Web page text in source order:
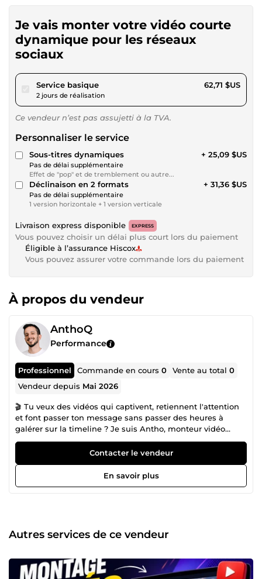
Je vais monter votre vidéo courte
dynamique pour les réseaux
sociaux
Service basiquepour 57,80 $US
2 jours de réalisation
62,71 $US
Ce vendeur n’est pas assujetti à la TVA.
Personnaliser le service
Sous-titres dynamiques
Pas de délai supplémentaire
Effet de "pop" et de tremblement ou autre...
+ 25,09 $US
Déclinaison en 2 formats
Pas de délai supplémentaire
1 version horizontale + 1 version verticale
+ 31,36 $US
Livraison express disponible EXPRESS
Vous pouvez choisir un délai plus court lors du paiement
Éligible à l’assurance Hiscox
Vous pouvez assurer votre commande lors du paiement
À propos du vendeur
AnthoQ
Performance
Professionnel Commande en cours0 Vente au total0
Vendeur depuis Mai 2026
🎬 Tu veux des vidéos qui captivent, retiennent l'attention
et font passer ton message sans passer des heures à
galérer sur la timeline ? Je suis Antho, monteur vidéo
freelance passionné, spécialisé dans la création de
contenus dynamiques et engageants pour YouTube,
Instagram, TikTok et bien plus. Ce que je fais pour toi : ✂️
Montage rythmé et percutant 🎵 Habillage sonore &amp;
musique 🎨 Motion design &amp; textes animés 🎙️ Sous-
Communication fluide et réactive ✅ Retouches incluses
jusqu'à ta satisfaction Que tu sois YouTubeur,
m'adapte à ton univers et à ta ligne éditoriale pour que
chaque vidéo soit à ton image. 📩 Envoie-moi un message,
Contacter le vendeur
En savoir plus
Autres services de ce vendeur